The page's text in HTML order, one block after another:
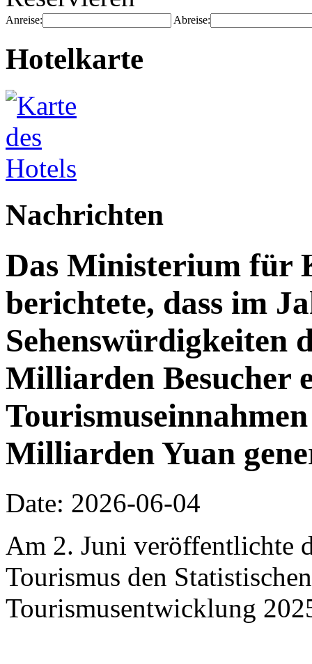
Anreise: Abreise:
Hotelkarte
Nachrichten
Das Ministerium für
berichtete, dass im
Sehenswürdigkeiten
Milliarden Besucher
Milliarden Yuan
Date: 2026-06-04
Am 2. Juni veröffentlichte
Tourismus den
Tourismusentwicklung